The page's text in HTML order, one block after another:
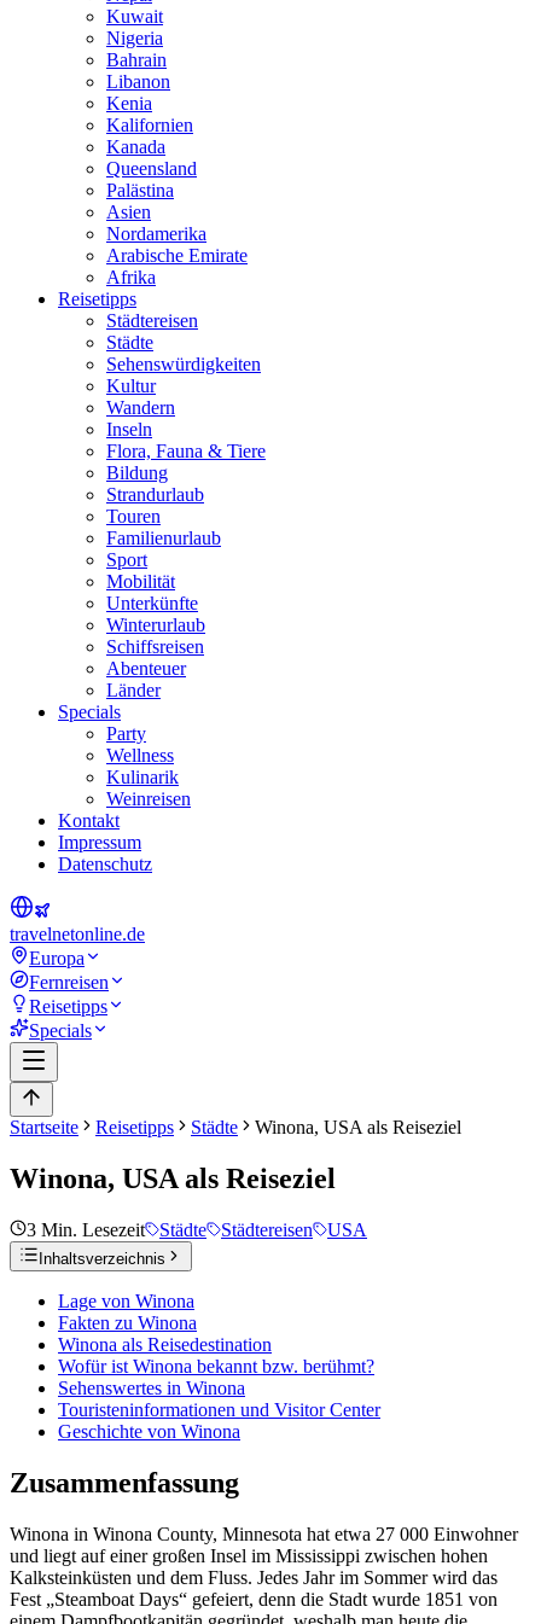
Kuwait
Nigeria
Bahrain
Libanon
Kenia
Kalifornien
Kanada
Queensland
Palästina
Asien
Nordamerika
Arabische Emirate
Afrika
Reisetipps
Städtereisen
Städte
Sehenswürdigkeiten
Kultur
Wandern
Inseln
Flora, Fauna & Tiere
Bildung
Strandurlaub
Touren
Familienurlaub
Sport
Mobilität
Unterkünfte
Winterurlaub
Schiffsreisen
Abenteuer
Länder
Specials
Party
Wellness
Kulinarik
Weinreisen
Kontakt
Impressum
Datenschutz
travelnetonline.de
Europa
Fernreisen
Reisetipps
Specials
Startseite Reisetipps Städte Winona, USA als Reiseziel
Winona, USA als Reiseziel
3 Min. Lesezeit Städte Städtereisen USA
Inhaltsverzeichnis
Lage von Winona
Fakten zu Winona
Winona als Reisedestination
Wofür ist Winona bekannt bzw. berühmt?
Sehenswertes in Winona
Touristeninformationen und Visitor Center
Geschichte von Winona
Zusammenfassung
Winona in Winona County, Minnesota hat etwa 27 000 Einwohner
und liegt auf einer großen Insel im Mississippi zwischen hohen
Kalksteinküsten und dem Fluss. Jedes Jahr im Sommer wird das
Fest „Steamboat Days“ gefeiert, denn die Stadt wurde 1851 von